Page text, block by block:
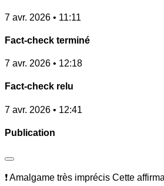
7 avr. 2026 • 11:11
Fact-check terminé
7 avr. 2026 • 12:18
Fact-check relu
7 avr. 2026 • 12:41
Publication
❗ Amalgame très imprécis Cette